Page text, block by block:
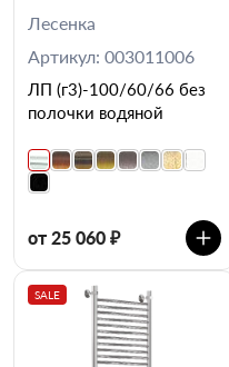
Лесенка
Артикул: 003011006
ЛП (г3)-100/60/66 без
полочки водяной
от 25 060 ₽
SALE